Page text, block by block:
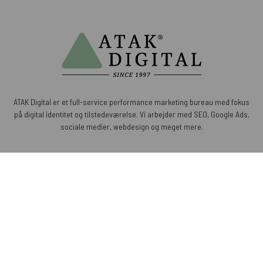
ATAK Digital er et full-service performance marketing bureau med fokus
på digital identitet og tilstedeværelse. Vi arbejder med SEO, Google Ads,
sociale medier, webdesign og meget mere.